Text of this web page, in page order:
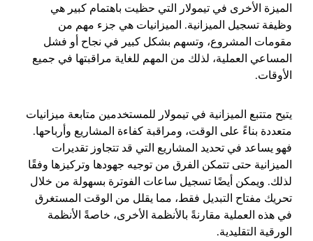
الميزة الأخرى في تيمولار التي حظيت باهتمام كبير هي
وظيفة تسجيل الميزانية. الميزانيات هي جزء مهم من
مقومات المشروع، وتسهم بشكل كبير في نجاح أو فشل
المساعي العملية، لذلك من المهم للغاية مراقبتها في جميع
الأوقات.
يتيح متتبع الميزانية في تيمولار للمستخدمين متابعة ميزانيات
متعددة بناءً على الوقت، ومراقبة كفاءة المشاريع وأرباحها.
فهو يساعد في تحديد المشاريع التي قد تتجاوز تقديرات
الميزانية حتى تتمكن الفرق من توجيه جهودها وتركيزها وفقًا
لذلك. ويمكن أيضًا تسجيل ساعات الفوترة بسهولة من خلال
تحريك مفتاح التبديل فقط، مما يقلل من الوقت المستغرق
في هذه العملية مقارنةً بالأنظمة الأخرى، خاصةً الأنظمة
الورقية التقليدية.